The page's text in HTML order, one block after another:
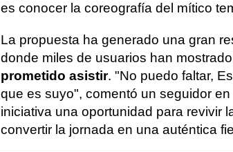
es conocer la coreografía del mítico
La propuesta ha generado una gran
donde miles de usuarios han
prometido asistir. "No puedo faltar,
que es suyo", comentó un seguidor
iniciativa una oportunidad para revivir
convertir la jornada en una auténtica